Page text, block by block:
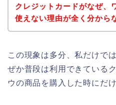
クレジットカードがなぜ、
使えない理由が全く分から
この現象は多分、私だけで
ぜか普段は利用できている
ウの商品を購入した時にだ